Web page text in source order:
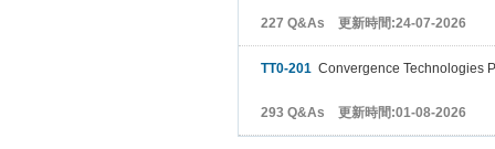
227 Q&As 更新時間:24-07-2026
TT0-201 Convergence Technologies
293 Q&As 更新時間:01-08-2026